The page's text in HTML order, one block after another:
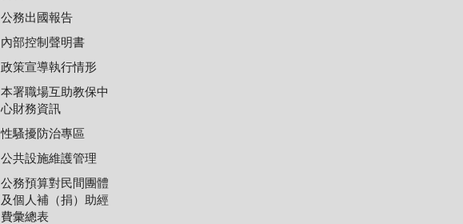
公務出國報告
內部控制聲明書
政策宣導執行情形
本署職場互助教保中
心財務資訊
性騷擾防治專區
公共設施維護管理
公務預算對民間團體
及個人補（捐）助經
費彙總表